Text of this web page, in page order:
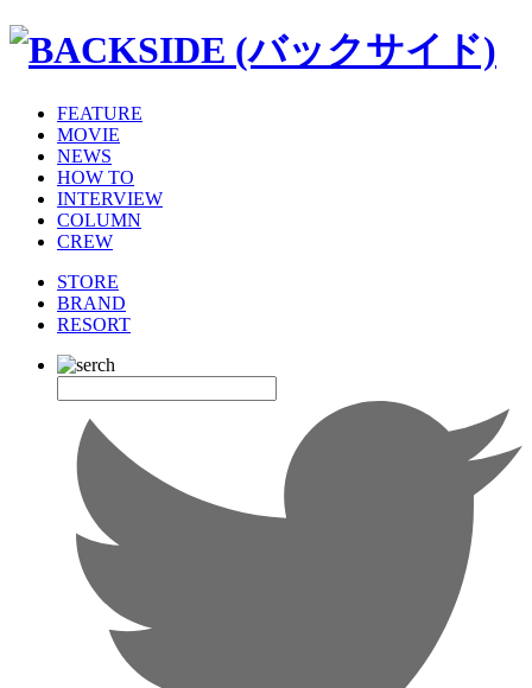
FEATURE
MOVIE
NEWS
HOW TO
INTERVIEW
COLUMN
CREW
STORE
BRAND
RESORT